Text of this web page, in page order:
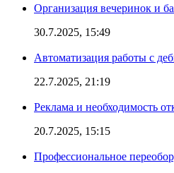
Организация вечеринок и
30.7.2025, 15:49
Автоматизация работы с
22.7.2025, 21:19
Реклама и необходимость
20.7.2025, 15:15
Профессиональное